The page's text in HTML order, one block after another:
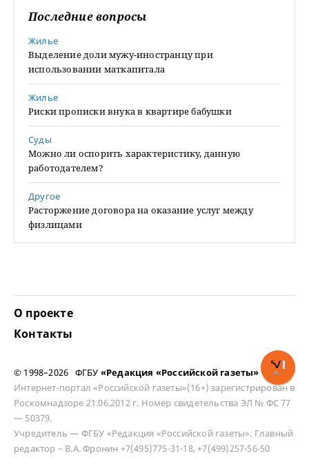
Последние вопросы
Жилье
Выделение доли мужу-иностранцу при
использовании маткапитала
Жилье
Риски прописки внука в квартире бабушки
Суды
Можно ли оспорить характеристику, данную
работодателем?
Другое
Расторжение договора на оказание услуг между
физлицами
О проекте
Контакты
© 1998–2026 ФГБУ «Редакция «Российской газеты»
Интернет-портал «Российской газеты»(16+) зарегистрирован в
Роскомнадзоре 21.06.2012 г. Номер свидетельства ЭЛ № ФС 77
— 50379.
Учредитель — ФГБУ «Редакция «Российской газеты». Главный
редактор – В.А. Фронин +7(495)775-31-18, +7(499)257-56-50